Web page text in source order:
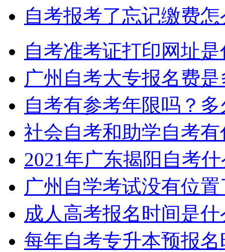
自考报考了忘记缴费
自考准考证打印网址
广州自考大专报名费
自考有参考年限吗？
社会自考和助学自考
2021年广东揭阳自考
广州自学考试没有位
成人高考报名时间是
每年自考专升本预报